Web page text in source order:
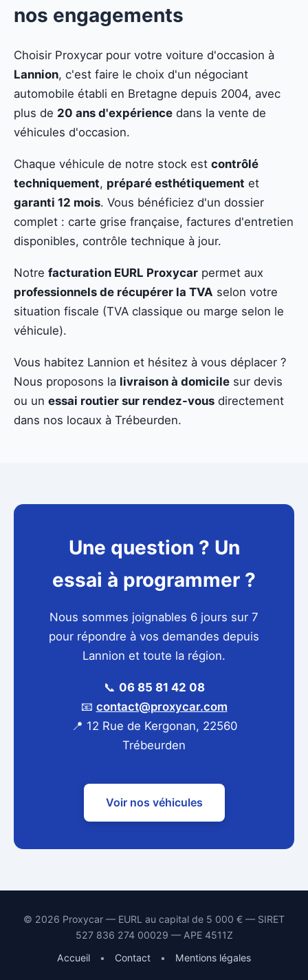
nos engagements
Choisir Proxycar pour votre voiture d'occasion à
Lannion, c'est faire le choix d'un négociant
automobile établi en Bretagne depuis 2004, avec
plus de 20 ans d'expérience dans la vente de
véhicules d'occasion.
Chaque véhicule de notre stock est contrôlé
techniquement, préparé esthétiquement et
garanti 12 mois. Vous bénéficiez d'un dossier
complet : carte grise française, factures d'entretien
disponibles, contrôle technique à jour.
Notre facturation EURL Proxycar permet aux
professionnels de récupérer la TVA selon votre
situation fiscale (TVA classique ou marge selon le
véhicule).
Vous habitez Lannion et hésitez à vous déplacer ?
Nous proposons la livraison à domicile sur devis
ou un essai routier sur rendez-vous directement
dans nos locaux à Trébeurden.
Une question ? Un
essai à programmer ?
Nous sommes joignables 6 jours sur 7
pour répondre à vos demandes depuis
Lannion et toute la région.
📞 06 85 81 42 08
📧 contact@proxycar.com
📍 12 Rue de Kergonan, 22560
Trébeurden
Voir nos véhicules
© 2026 Proxycar — EURL au capital de 5 000 € — SIRET
527 836 274 00029 — APE 4511Z
Accueil
• Contact • Mentions légales